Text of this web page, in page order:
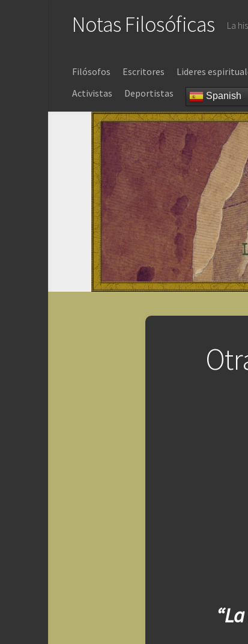
Notas Filosóficas La
Filósofos Escritores Lideres
Activistas
Deportistas Spanish